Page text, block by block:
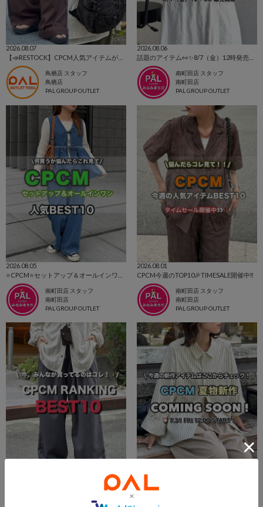
2026.08.07
鳥栖店 スタッフ
鳥栖店
PAL GROUP OUTLET
2026.08.06
南町田店 スタッフ
南町田店
PAL GROUP OUTLET
2026.08.05
南町田店 スタッフ
南町田店
PAL GROUP OUTLET
2026.08.01
CPCM今週のTOP10🎉TIMESALE開催中‼️
南町田店 スタッフ
南町田店
PAL GROUP OUTLET
【今いちばん売れてる】CPCM人気ランキングTOP10🔥
2026.08.01